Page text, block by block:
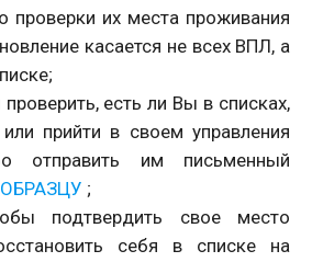
проверки их места проживания
касается не всех ВПЛ, а
есть ли Вы в списках,
прийти в своем управления
отправить им письменный
;
подтвердить свое место
себя в списке на